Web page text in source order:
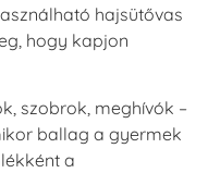
hajsütővas
hogy kapjon
szobrok, meghívók –
ballag a gyermek
a